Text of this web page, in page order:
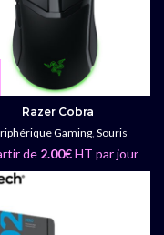
Razer Cobra
Gaming, Souris
de 2.00€HT par jour